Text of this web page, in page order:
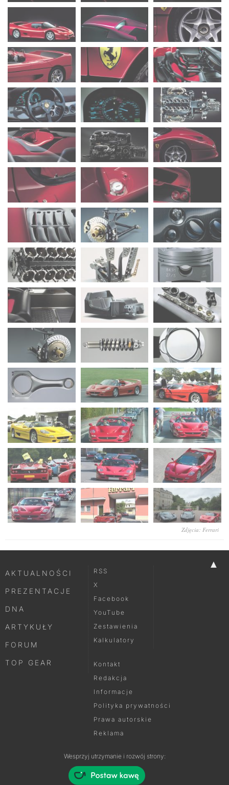
Zdjęcia: Ferrari
▲
AKTUALNOŚCI
PREZENTACJE
DNA
ARTYKUŁY
FORUM
TOP GEAR
RSS
X
Facebook
YouTube
Zestawienia
Kalkulatory
Kontakt
Redakcja
Informacje
Polityka prywatności
Prawa autorskie
Reklama
Wesprzyj utrzymanie i rozwój strony: